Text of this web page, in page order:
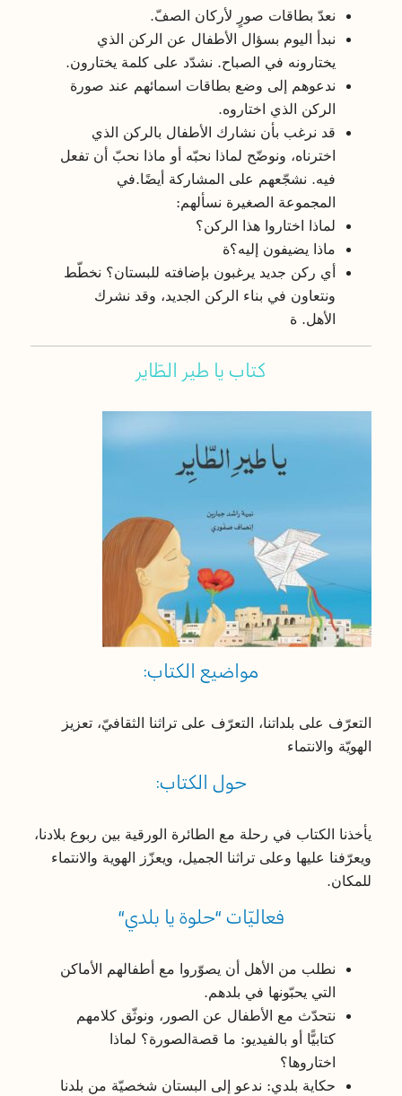
نعدّ بطاقات صورٍ لأركان الصفّ.
نبدأ اليوم بسؤال الأطفال عن الركن الذي
يختارونه في الصباح. نشدّد على كلمة يختارون.
ندعوهم إلى وضع بطاقات اسمائهم عند صورة
الركن الذي اختاروه.
قد نرغب بأن نشارك الأطفال بالركن الذي
اخترناه، ونوضّح لماذا نحبّه أو ماذا نحبّ أن تفعل
فيه. نشجّعهم على المشاركة أيضًا.في
المجموعة الصغيرة نسألهم:
لماذا اختاروا هذا الركن؟
ماذا يضيفون إليه؟ة
أي ركن جديد يرغبون بإضافته للبستان؟ نخطّط
ونتعاون في بناء الركن الجديد، وقد نشرك
الأهل. ة
كتاب يا طير الطّاير
مواضيع الكتاب:
التعرّف على بلداتنا، التعرّف على تراثنا الثقافيّ، تعزيز
الهويّة والانتماء
حول الكتاب:
يأخذنا الكتاب في رحلة مع الطائرة الورقية بين ربوع بلادنا،
ويعرّفنا عليها وعلى تراثنا الجميل، ويعزّز الهوية والانتماء
للمكان.
فعاليّات “حلوة يا بلدي“
نطلب من الأهل أن يصوّروا مع أطفالهم الأماكن
التي يحبّونها في بلدهم.
نتحدّث مع الأطفال عن الصور، ونوثّق كلامهم
كتابيًّا أو بالفيديو: ما قصةالصورة؟ لماذا
اختاروها؟
حكاية بلدي: ندعو إلى البستان شخصيّة من بلدنا